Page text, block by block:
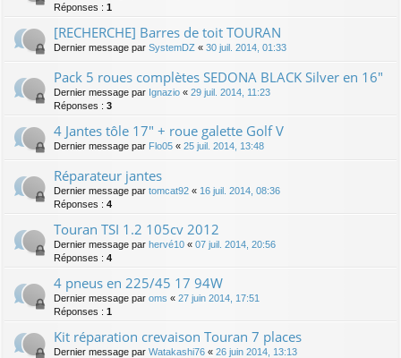
Réponses : 1
[RECHERCHE] Barres de toit TOURAN
Dernier message par SystemDZ « 30 juil. 2014, 01:33
Pack 5 roues complètes SEDONA BLACK Silver en 16"
Dernier message par Ignazio « 29 juil. 2014, 11:23
Réponses : 3
4 Jantes tôle 17" + roue galette Golf V
Dernier message par Flo05 « 25 juil. 2014, 13:48
Réparateur jantes
Dernier message par tomcat92 « 16 juil. 2014, 08:36
Réponses : 4
Touran TSI 1.2 105cv 2012
Dernier message par hervé10 « 07 juil. 2014, 20:56
Réponses : 4
4 pneus en 225/45 17 94W
Dernier message par oms « 27 juin 2014, 17:51
Réponses : 1
Kit réparation crevaison Touran 7 places
Dernier message par Watakashi76 « 26 juin 2014, 13:13